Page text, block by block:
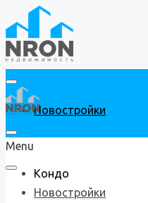
Новостройки
Кондо
Menu
Новостройки